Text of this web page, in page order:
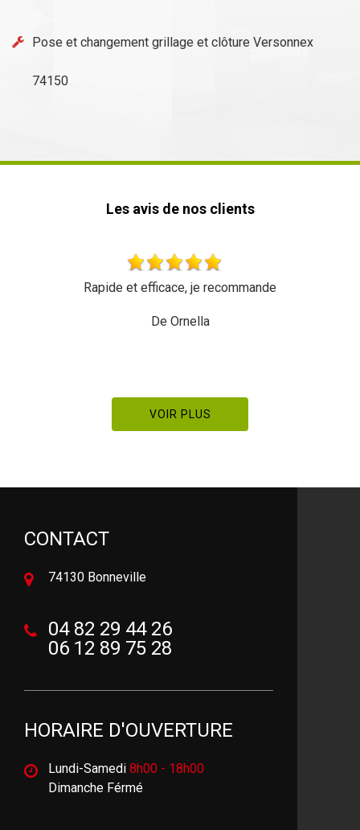
Pose et changement grillage et clôture Versonnex
74150
Les avis de nos clients
Rapide et efficace, je recommande
De Ornella
VOIR PLUS
CONTACT
74130 Bonneville
04 82 29 44 26
06 12 89 75 28
HORAIRE D'OUVERTURE
Lundi-Samedi 8h00 - 18h00
Dimanche Férmé